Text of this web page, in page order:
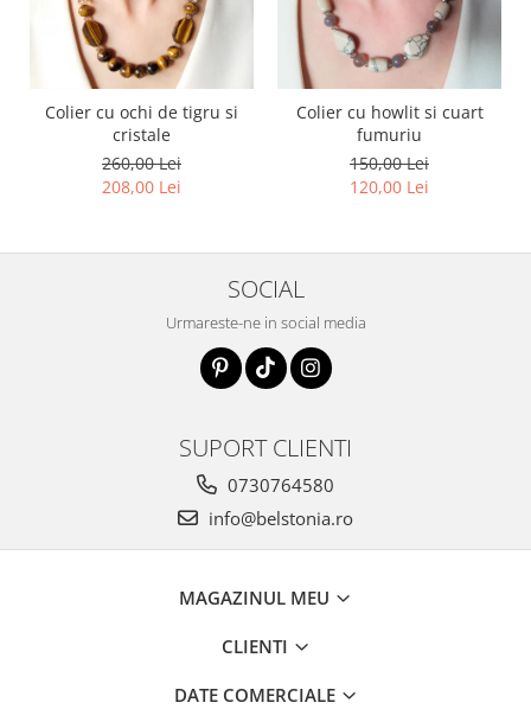
Colier cu ochi de tigru si
cristale
260,00 Lei
208,00 Lei
Colier cu howlit si cuart
fumuriu
150,00 Lei
120,00 Lei
SOCIAL
Urmareste-ne in social media
SUPORT CLIENTI
0730764580
info@belstonia.ro
MAGAZINUL MEU
CLIENTI
DATE COMERCIALE